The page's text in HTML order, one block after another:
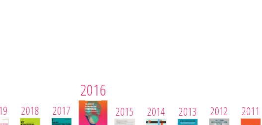
2018 2017
2016
2015 2014 2013 2012 2011